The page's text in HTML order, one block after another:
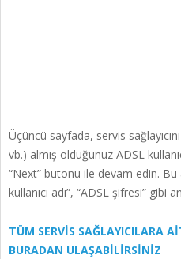
Üçüncü sayfada, servis
vb.) almış olduğunuz ADSL
“Next” butonu ile devam edin. Bu
kullanıcı adı”, “ADSL şifresi” gibi
TÜM SERVİS SAĞLAYICILARA
BURADAN ULAŞABİLİRSİNİZ